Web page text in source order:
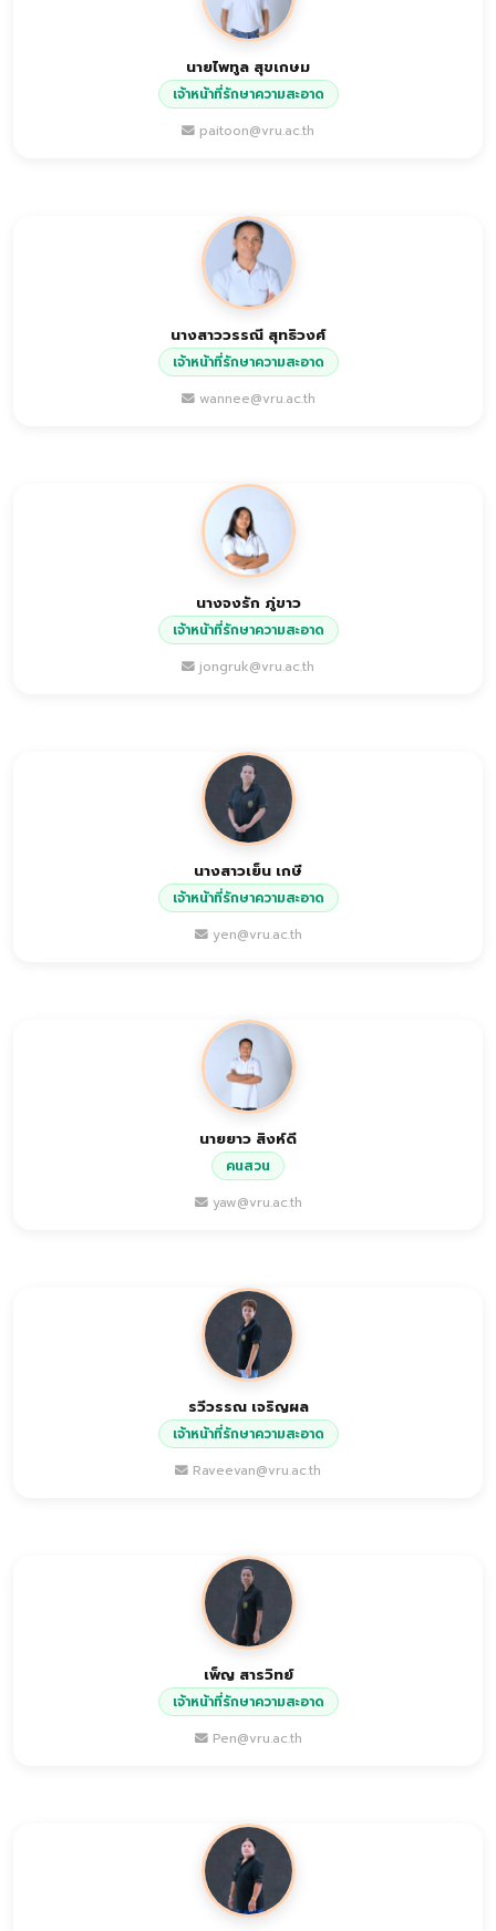
นายไพทูล สุขเกษม
เจ้าหน้าที่รักษาความสะอาด
paitoon@vru.ac.th
นางสาววรรณี สุทธิวงศ์
เจ้าหน้าที่รักษาความสะอาด
wannee@vru.ac.th
นางจงรัก ภู่ขาว
เจ้าหน้าที่รักษาความสะอาด
jongruk@vru.ac.th
นางสาวเย็น เกษี
เจ้าหน้าที่รักษาความสะอาด
yen@vru.ac.th
นายยาว สิงห์ดี
คนสวน
yaw@vru.ac.th
รวีวรรณ เจริญผล
เจ้าหน้าที่รักษาความสะอาด
Raveevan@vru.ac.th
เพ็ญ สารวิทย์
เจ้าหน้าที่รักษาความสะอาด
Pen@vru.ac.th